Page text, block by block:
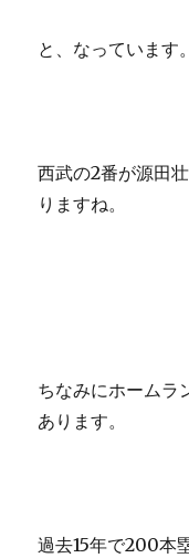
と、なっています。
西武の2番が源田
りますね。
ちなみにホームラ
あります。
過去15年で200本